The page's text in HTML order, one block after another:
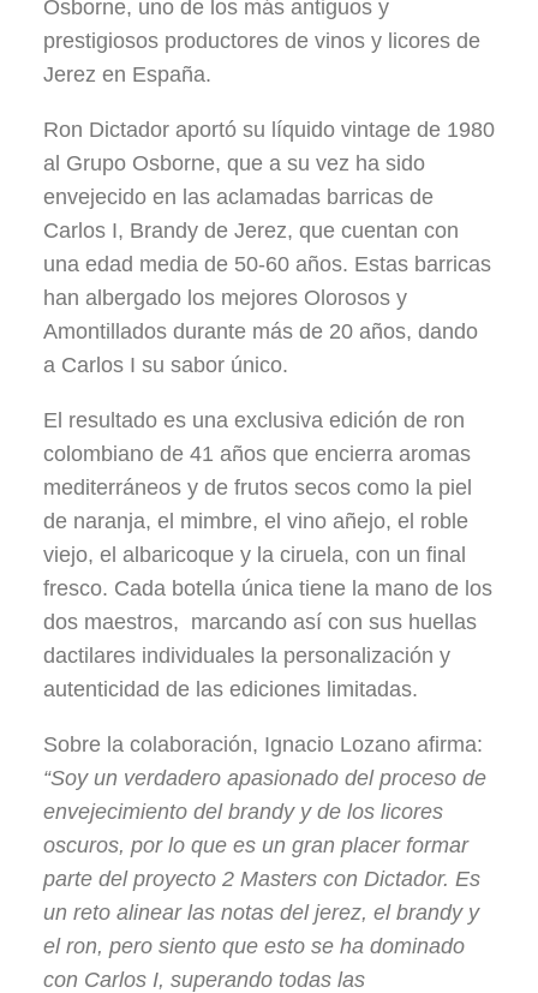
Osborne, uno de los más antiguos y
prestigiosos productores de vinos y licores de
Jerez en España.
Ron Dictador aportó su líquido vintage de 1980
al Grupo Osborne, que a su vez ha sido
envejecido en las aclamadas barricas de
Carlos I, Brandy de Jerez, que cuentan con
una edad media de 50-60 años. Estas barricas
han albergado los mejores Olorosos y
Amontillados durante más de 20 años, dando
a Carlos I su sabor único.
El resultado es una exclusiva edición de ron
colombiano de 41 años que encierra aromas
mediterráneos y de frutos secos como la piel
de naranja, el mimbre, el vino añejo, el roble
viejo, el albaricoque y la ciruela, con un final
fresco. Cada botella única tiene la mano de los
dos maestros, marcando así con sus huellas
dactilares individuales la personalización y
autenticidad de las ediciones limitadas.
Sobre la colaboración, Ignacio Lozano afirma:
“Soy un verdadero apasionado del proceso de
envejecimiento del brandy y de los licores
oscuros, por lo que es un gran placer formar
parte del proyecto 2 Masters con Dictador. Es
un reto alinear las notas del jerez, el brandy y
el ron, pero siento que esto se ha dominado
con Carlos I, superando todas las